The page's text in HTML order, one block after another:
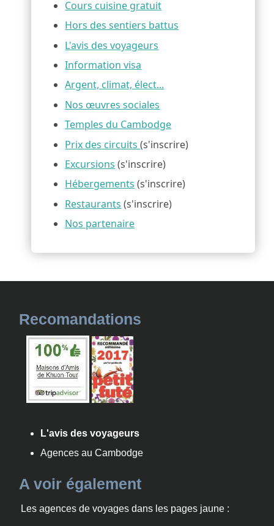
Cours cuisine gratuit
Hors des sentiers battus
L'avis des voyageurs
Information visa
Argent, climat, élect...
Nos œuvres sociales
Temples du Cambodge
Prix des circuits(s'inscrire)
Excursions (s'inscrire)
Hébergements (s'inscrire)
Restaurants (s'inscrire)
Nos partenaire
Recomandations
L'avis des voyageurs
Agences au Cambodge
A voir également
Les agences de voyages dans les pages jaune :